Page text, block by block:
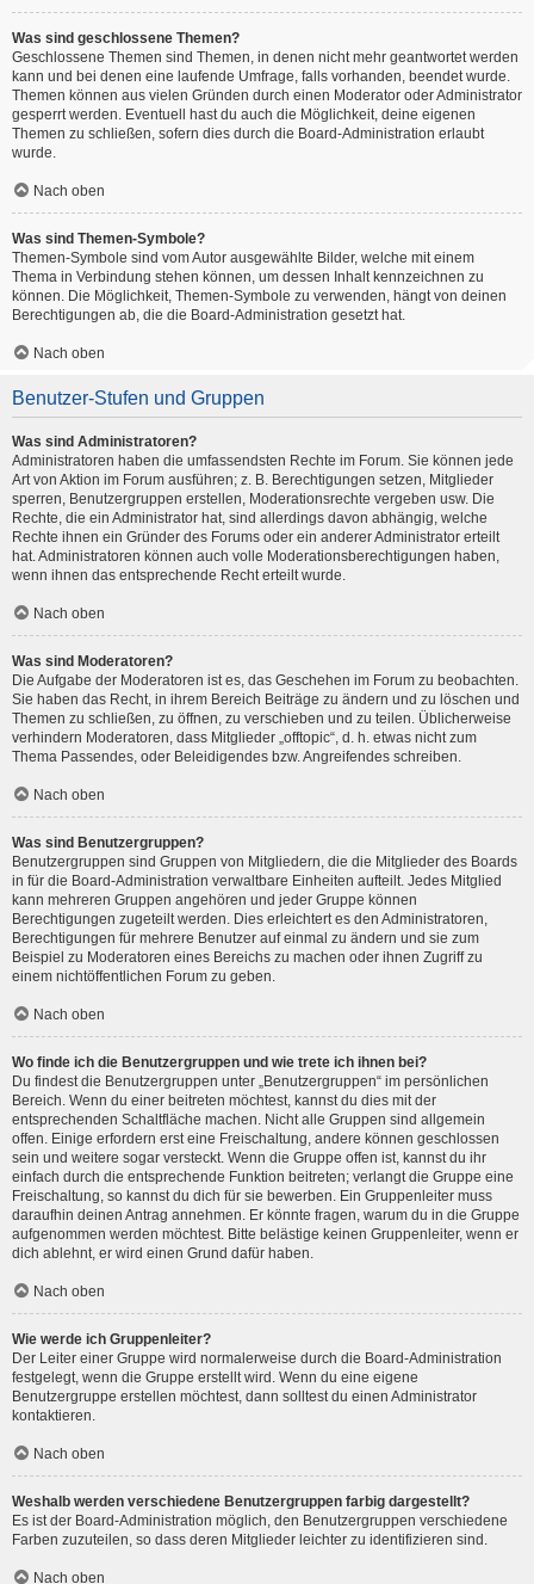
Was sind geschlossene Themen?
Geschlossene Themen sind Themen, in denen nicht mehr geantwortet werden
kann und bei denen eine laufende Umfrage, falls vorhanden, beendet wurde.
Themen können aus vielen Gründen durch einen Moderator oder Administrator
gesperrt werden. Eventuell hast du auch die Möglichkeit, deine eigenen
Themen zu schließen, sofern dies durch die Board-Administration erlaubt
wurde.
Nach oben
Was sind Themen-Symbole?
Themen-Symbole sind vom Autor ausgewählte Bilder, welche mit einem
Thema in Verbindung stehen können, um dessen Inhalt kennzeichnen zu
können. Die Möglichkeit, Themen-Symbole zu verwenden, hängt von deinen
Berechtigungen ab, die die Board-Administration gesetzt hat.
Nach oben
Benutzer-Stufen und Gruppen
Was sind Administratoren?
Administratoren haben die umfassendsten Rechte im Forum. Sie können jede
Art von Aktion im Forum ausführen; z. B. Berechtigungen setzen, Mitglieder
sperren, Benutzergruppen erstellen, Moderationsrechte vergeben usw. Die
Rechte, die ein Administrator hat, sind allerdings davon abhängig, welche
Rechte ihnen ein Gründer des Forums oder ein anderer Administrator erteilt
hat. Administratoren können auch volle Moderationsberechtigungen haben,
wenn ihnen das entsprechende Recht erteilt wurde.
Nach oben
Was sind Moderatoren?
Die Aufgabe der Moderatoren ist es, das Geschehen im Forum zu beobachten.
Sie haben das Recht, in ihrem Bereich Beiträge zu ändern und zu löschen und
Themen zu schließen, zu öffnen, zu verschieben und zu teilen. Üblicherweise
verhindern Moderatoren, dass Mitglieder „offtopic“, d. h. etwas nicht zum
Thema Passendes, oder Beleidigendes bzw. Angreifendes schreiben.
Nach oben
Was sind Benutzergruppen?
Benutzergruppen sind Gruppen von Mitgliedern, die die Mitglieder des Boards
in für die Board-Administration verwaltbare Einheiten aufteilt. Jedes Mitglied
kann mehreren Gruppen angehören und jeder Gruppe können
Berechtigungen zugeteilt werden. Dies erleichtert es den Administratoren,
Berechtigungen für mehrere Benutzer auf einmal zu ändern und sie zum
Beispiel zu Moderatoren eines Bereichs zu machen oder ihnen Zugriff zu
einem nichtöffentlichen Forum zu geben.
Nach oben
Wo finde ich die Benutzergruppen und wie trete ich ihnen bei?
Du findest die Benutzergruppen unter „Benutzergruppen“ im persönlichen
Bereich. Wenn du einer beitreten möchtest, kannst du dies mit der
entsprechenden Schaltfläche machen. Nicht alle Gruppen sind allgemein
offen. Einige erfordern erst eine Freischaltung, andere können geschlossen
sein und weitere sogar versteckt. Wenn die Gruppe offen ist, kannst du ihr
einfach durch die entsprechende Funktion beitreten; verlangt die Gruppe eine
Freischaltung, so kannst du dich für sie bewerben. Ein Gruppenleiter muss
daraufhin deinen Antrag annehmen. Er könnte fragen, warum du in die Gruppe
aufgenommen werden möchtest. Bitte belästige keinen Gruppenleiter, wenn er
dich ablehnt, er wird einen Grund dafür haben.
Nach oben
Wie werde ich Gruppenleiter?
Der Leiter einer Gruppe wird normalerweise durch die Board-Administration
festgelegt, wenn die Gruppe erstellt wird. Wenn du eine eigene
Benutzergruppe erstellen möchtest, dann solltest du einen Administrator
kontaktieren.
Nach oben
Weshalb werden verschiedene Benutzergruppen farbig dargestellt?
Es ist der Board-Administration möglich, den Benutzergruppen verschiedene
Farben zuzuteilen, so dass deren Mitglieder leichter zu identifizieren sind.
Nach oben